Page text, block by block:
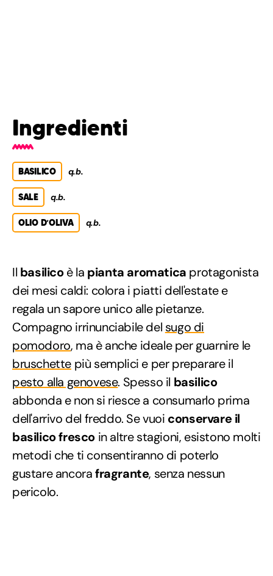
Ingredienti
BASILICO q.b.
SALE q.b.
OLIO D’OLIVA q.b.
Il basilicoè la pianta aromatica protagonista
dei mesi caldi: colora i piatti dell'estate e
regala un sapore unico alle pietanze.
Compagno irrinunciabile del sugo di
pomodoro, ma è anche ideale per guarnire le
bruschette più semplici e per preparare il
pesto alla genovese. Spesso il basilico
abbonda e non si riesce a consumarlo prima
dell'arrivo del freddo. Se vuoi conservare il
basilico fresco in altre stagioni, esistono molti
metodi che ti consentiranno di poterlo
gustare ancorafragrante, senza nessun
pericolo.